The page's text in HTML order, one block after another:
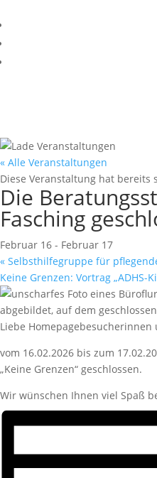
« Alle Veranstaltungen
Diese Veranstaltung hat bereits
Die
Fasching
Februar 16 - Februar 17
« Selbsthilfegruppe für
Keine Grenzen: Vortrag
Liebe Homepagebesucherinnen
vom 16.02.2026 bis zum
„Keine Grenzen“ geschlossen.
Wir wünschen Ihnen viel Spaß